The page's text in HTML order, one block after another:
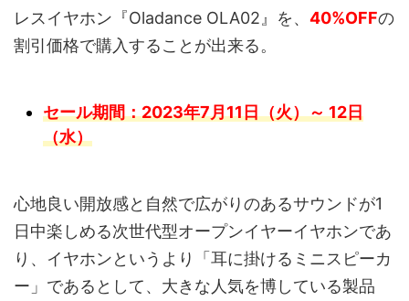
レスイヤホン『Oladance OLA02』を、 40%OFFの
割引価格で購入することが出来る。
セール期間：2023年7月11日（火）～ 12日
（水）
心地良い開放感と自然で広がりのあるサウンドが1
日中楽しめる次世代型オープンイヤーイヤホンであ
り、イヤホンというより「耳に掛けるミニスピーカ
ー」であるとして、大きな人気を博している製品